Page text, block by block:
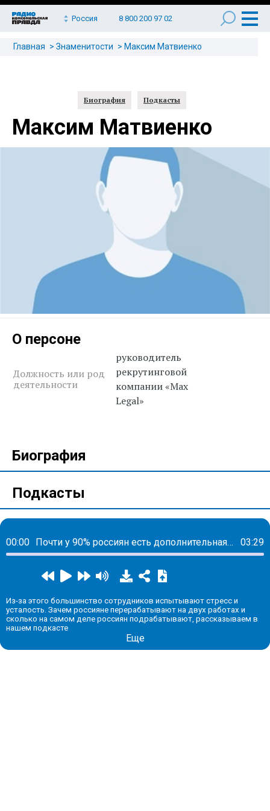
Россия 8 800 200 97 02
Главная Знаменитости Максим Матвиенко
Биография Подкасты
Максим Матвиенко
О персоне
Должность или род
деятельности
руководитель
рекрутинговой
компании «Max
Legal»
Биография
Подкасты
00:00 Почти у 90% россиян есть дополнительная работа 03:29
Из-за этого большинство сотрудников испытывают стресс и
усталость. Зачем россияне перерабатывают на двух работах и
сколько на самом деле россиян подрабатывают, рассказываем в
нашем подкасте
Еще